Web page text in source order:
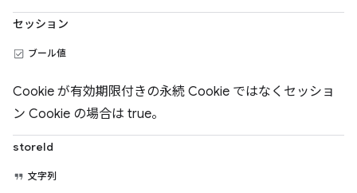
セッション
ブール値
Cookie が有効期限付きの永続 Cookie ではなくセッショ
ン Cookie の場合は true。
storeId
文字列